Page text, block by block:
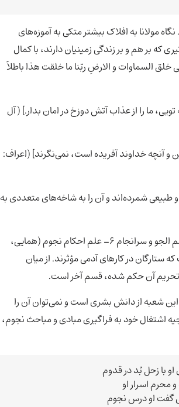
مولانا به افلاک بیشتر متکی به آموزه‌های
که بر هم و بر زندگی زمینیان دارند، با کمال
السماوات و الارضِ ربّنا ما خلقت هذا باطلاً
تویی، ما را از عذاب آتش دوزخ در امان بدار.] (آل
و آنچه خداوند آفریده است، نمی‌نگرند] (اعراف:
طبیعی شمرده‌اند و آن را به شاخه‌های متعددی به
1-علم هیئت؛ 2- ابعاد و اجرام؛ 3- فن ستاره‌شناسی؛ 4- اتصالات؛ 5- آثار العلویه و علم الجو و سرانجام 6- علم احکام نجوم (همایی،
که ستارگان در کارهای آدمی مؤثرند. از میان
تحریم آن حکم شده، قسم آخر است.
این شعبه از دانش بشری است و نمی‌توان آن را
اشتغال خود به فراگیری مبادی و مباحث نجوم،
با زحل بُد در قدوم
اسرار او
گفت او درس نجوم